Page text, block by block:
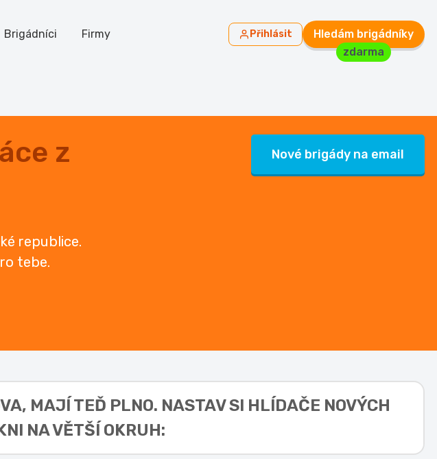
Brigádníci Firmy Přihlásit
Hledám brigádníky
zdarma
z
republice.
tebe.
Nové brigády na email
MAJÍ TEĎ PLNO. NASTAV SI HLÍDAČE NOVÝCH
NA VĚTŠÍ OKRUH: